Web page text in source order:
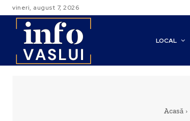
vineri, august 7, 2026
LOCAL
Acasă